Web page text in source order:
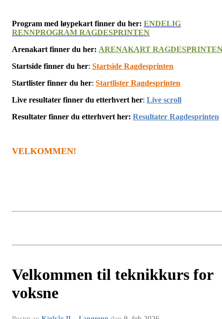
Program med løypekart finner du her: ENDELIG
RENNPROGRAM RAGDESPRINTEN
Arenakart finner du her: ARENAKART
Startside finner du her: Startside Ragdesprinten
Startlister finner du her: Startlister Ragdesprinten
Live resultater finner du etterhvert her: Live scroll
Resultater finner du etterhvert her: Resultater Ragdesprinten
VELKOMMEN!
Velkommen til teknikkurs for
voksne